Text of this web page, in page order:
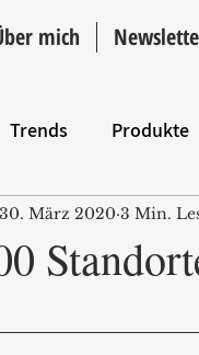
mich
Trends Produkte
30. März 2020 3 Min.